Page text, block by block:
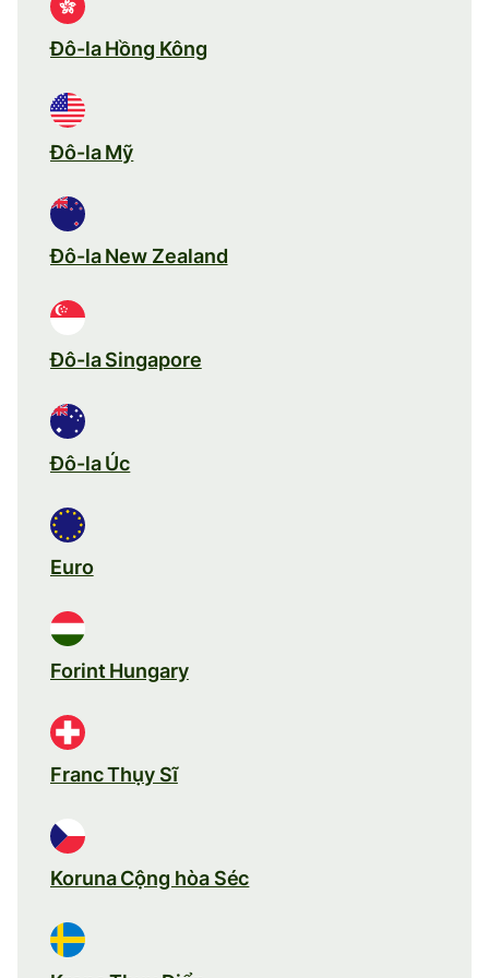
Đô-la Hồng Kông
Đô-la Mỹ
Đô-la New Zealand
Đô-la Singapore
Đô-la Úc
Euro
Forint Hungary
Franc Thụy Sĩ
Koruna Cộng hòa Séc